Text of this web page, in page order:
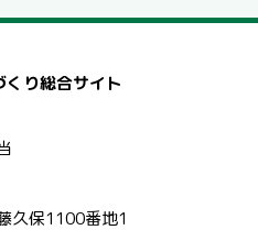
くり総合サイト
久保1100番地1